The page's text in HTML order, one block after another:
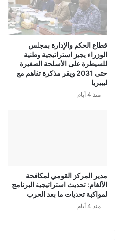
قطاع الحكم والإدارة بمجلس
الوزراء يجيز استراتيجية وطنية
للسيطرة على الأسلحة الصغيرة
حتى 2031 ويقر مذكرة تفاهم مع
ليبيريا
منذ 4 أيام
مدير المركز القومي لمكافحة
الألغام: تحديث استراتيجية البرنامج
لمواكبة تحديات ما بعد الحرب
منذ 4 أيام